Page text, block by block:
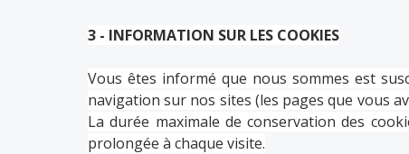
3 - INFORMATION SUR LES COOKIES
Vous êtes informé que nous sommes est
navigation sur nos sites (les pages que vous
La durée maximale de conservation des
prolongée à chaque visite.